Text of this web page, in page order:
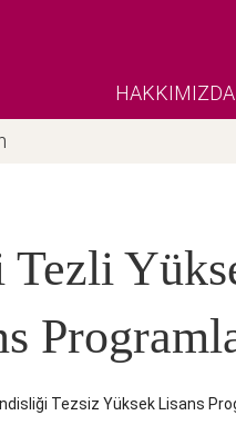
HAKKIMIZDA
Tezsiz Yüksek Lisans